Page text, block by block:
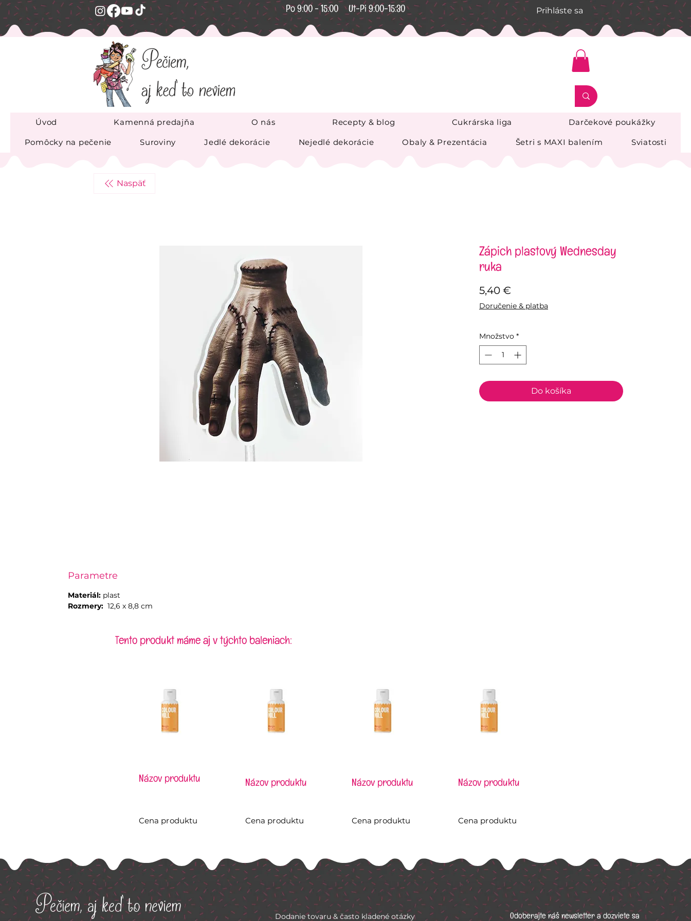
Po 9:00 - 15:00 Ut-Pi 9:00-15:30 Prihláste sa
Úvod Kamenná predajňa O nás Recepty & blog Cukrárska liga Darčekové poukážky
Pomôcky na pečenie Suroviny Jedlé dekorácie Nejedlé dekorácie Obaly & Prezentácia Šetri s MAXI balením Sviatosti
Naspäť
Zápich plastový Wednesday
ruka
5,40 €
Doručenie & platba
Množstvo *
Do košíka
Parametre
Materiál: plast
Rozmery: 12,6 x 8,8 cm
Tento produkt máme aj v týchto baleniach:
Názov produktu
Cena produktu
Názov produktu
Cena produktu
Názov produktu
Cena produktu
Názov produktu
Cena produktu
Pečiem, aj keď to neviem Dodanie tovaru & často kladené otázky Odoberajte náš newsletter a dozviete sa